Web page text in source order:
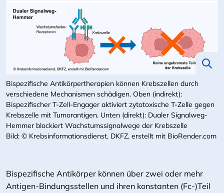
Bispezifische Antikörpertherapien können Krebszellen durch
verschiedene Mechanismen schädigen. Oben (indirekt):
Bispezifischer T-Zell-Engager aktiviert zytotoxische T-Zelle gegen
Krebszelle mit Tumorantigen. Unten (direkt): Dualer Signalweg-
Hemmer blockiert Wachstumssignalwege der Krebszelle
Bild: © Krebsinformationsdienst, DKFZ, erstellt mit BioRender.com
Bispezifische Antikörper können über zwei oder mehr
Antigen-Bindungsstellen und ihren konstanten (Fc-)Teil